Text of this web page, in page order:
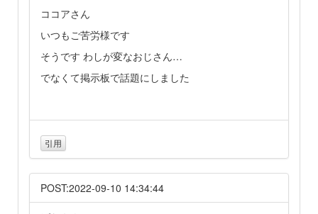
ココアさん
いつもご苦労様です
そうです わしが変なおじさん…
でなくて掲示板で話題にしました
引用
POST:2022-09-10 14:34:44